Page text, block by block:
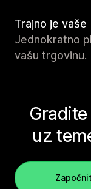
Trajno je vaše
Jednokratno
vašu trgovinu.
uz